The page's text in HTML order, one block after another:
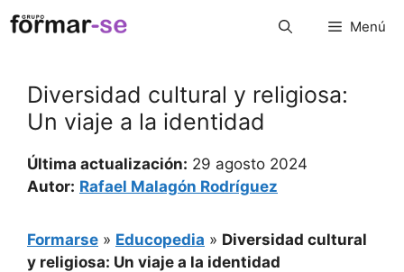
Saltar
al
Menú
Diversidad cultural y religiosa:
Un viaje a la identidad
Última actualización: 29 agosto 2024
Autor: Rafael Malagón Rodríguez
Formarse » Educopedia » Diversidad cultural
y religiosa: Un viaje a la identidad